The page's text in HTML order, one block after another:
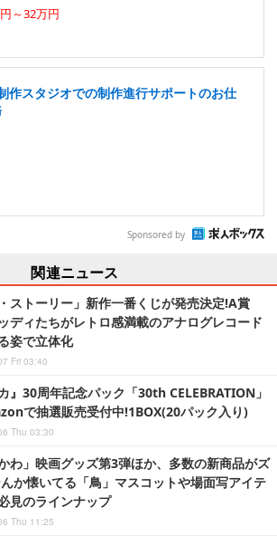
～32万円
作スタジオでの制作進行サポートのお仕
Sponsored by
関連ニュース
・ストーリー」新作一番くじが発売決定!A賞
ディたちがレトロ感満載のアナログレコード
姿で立体化
Fri 03:40
』30周年記念パック「30th CELEBRATION」
で抽選販売受付中!1BOX(20パック入り)
Thu 03:30
かわ」映画グッズ第3弾ほか、多数の新商品がズ
か懐いてる「鳥」マスコットや場面写アイテ
見のラインナップ
Thu 11:25